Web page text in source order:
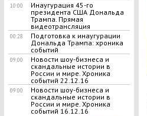
10:00
Инаугурация 45-го
президента США Дональда
Трампа. Прямая
видеотрансляция
00:28
Подготовка к инаугурации
Дональда Трампа: хроника
событий
09:00
Новости шоу-бизнеса и
скандальные истории в
России и мире. Хроника
событий 22.12.16
09:00
Новости шоу-бизнеса и
скандальные истории в
России и мире. Хроника
событий 16.12.16